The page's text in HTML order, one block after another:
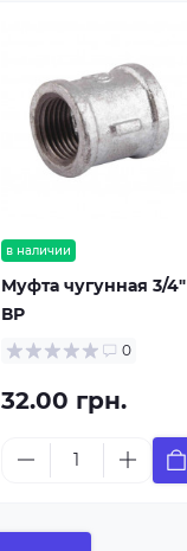
в наличии
Муфта чугунная 3/4"
ВР
0
32.00 грн.